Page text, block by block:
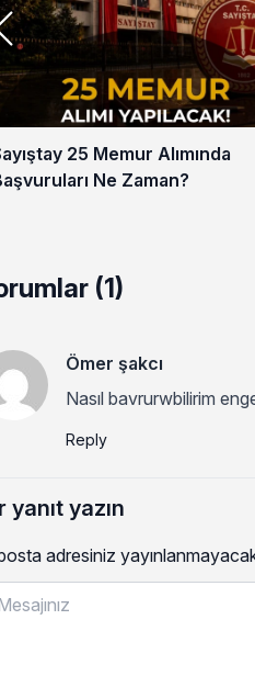
25 Memur Alımında
Ne Zaman?
(1)
Ömer şakcı
Nasıl bavrurwbilirim
Reply
yanıt yazın
adresiniz